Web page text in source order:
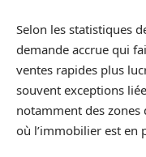
Selon les statistiques
demande accrue qui
ventes rapides plus
souvent exceptions
notamment des
où l’immobilier est en